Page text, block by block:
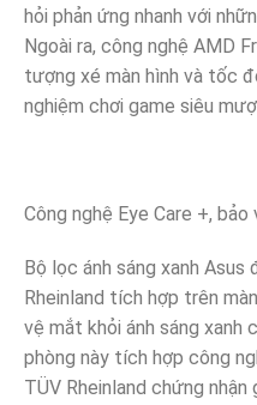
hỏi phản ứng nhanh với
Ngoài ra, công nghệ AMD
tượng xé màn hình và tốc
nghiệm chơi game siêu
Công nghệ Eye Care +,
Bộ lọc ánh sáng xanh
Rheinland tích hợp trên
vệ mắt khỏi ánh sáng xanh
phòng này tích hợp công
TÜV Rheinland chứng nhận